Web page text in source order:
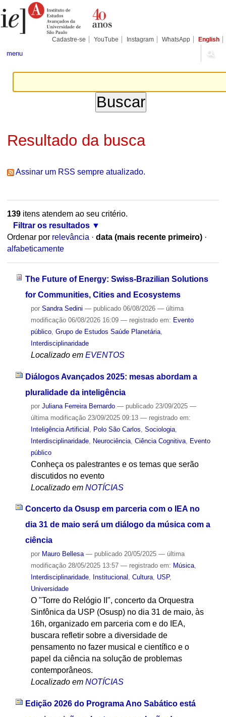
para
conteúdo.
Pessoais
Cadastre-se YouTube Instagram WhatsApp English
menu
Resultado da busca
Assinar um RSS sempre atualizado.
139itens atendem ao seu critério.
Filtrar os resultados
Ordenar por relevância · data (mais recente primeiro) ·
alfabeticamente
The Future of Energy: Swiss-Brazilian Solutions
for Communities, Cities and Ecosystems
por Sandra Sedini — publicado06/08/2026 — última
modificação06/08/2026 16:09 — registrado em: Evento
público, Grupo de Estudos Saúde Planetária,
Interdisciplinaridade
Localizado em EVENTOS
Diálogos Avançados 2025: mesas abordam a
pluralidade da inteligência
por Juliana Ferreira Bernardo — publicado23/09/2025 —
última modificação23/09/2025 09:13 — registrado em:
Inteligência Artificial
Polo São Carlos Sociologia,
Interdisciplinaridade, Neurociência, Ciência Cognitiva, Evento
público
Conheça os palestrantes e os temas que serão
discutidos no evento
Localizado em NOTÍCIAS
Concerto da Osusp em parceria com o IEA no
dia 31 de maio será um diálogo da música com a
ciência
por Mauro Bellesa — publicado20/05/2025 — última
modificação28/05/2025 13:57 — registrado em: Música,
Interdisciplinaridade, Institucional , Cultura, USP,
Universidade
O "Torre do Relógio II", concerto da Orquestra
Sinfônica da USP (Osusp) no dia 31 de maio, às
16h, organizado em parceria com e do IEA,
buscara refletir sobre a diversidade de
pensamento no fazer musical e científico e o
papel da ciência na solução de problemas
contemporâneos.
Localizado em NOTÍCIAS
Edição 2026 do Programa Ano Sabático está